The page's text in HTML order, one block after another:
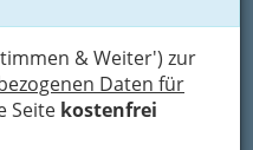
& Weiter') zur
Daten für
Seite kostenfrei
Graz -